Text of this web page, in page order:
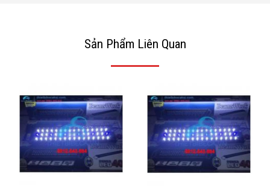
Sản Phẩm Liên Quan